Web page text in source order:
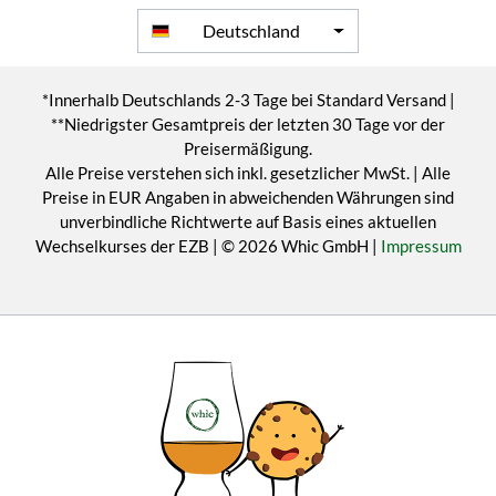
Deutschland
*Innerhalb Deutschlands 2-3 Tage bei Standard Versand |
**Niedrigster Gesamtpreis der letzten 30 Tage vor der
Preisermäßigung.
Alle Preise verstehen sich inkl. gesetzlicher MwSt. | Alle
Preise in EUR Angaben in abweichenden Währungen sind
unverbindliche Richtwerte auf Basis eines aktuellen
Wechselkurses der EZB | © 2026 Whic GmbH | Impressum